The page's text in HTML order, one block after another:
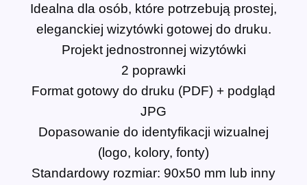
Idealna dla osób, które potrzebują prostej,
eleganckiej wizytówki gotowej do druku.
Projekt jednostronnej wizytówki
2 poprawki
Format gotowy do druku (PDF) + podgląd
JPG
Dopasowanie do identyfikacji wizualnej
(logo, kolory, fonty)
Standardowy rozmiar: 90x50 mm lub inny